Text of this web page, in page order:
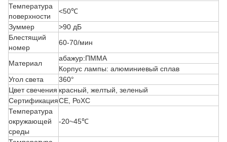
Температура
поверхности
<50℃
Зуммер
>90 дБ
Блестящий
номер
60-70/мин
Материал
абажур:ПММА
Корпус лампы: алюминиевый сплав
Угол света
360°
Цвет свечения красный, желтый, зеленый
СертификацияCE, РоХС
Температура
окружающей
среды
-20~45℃